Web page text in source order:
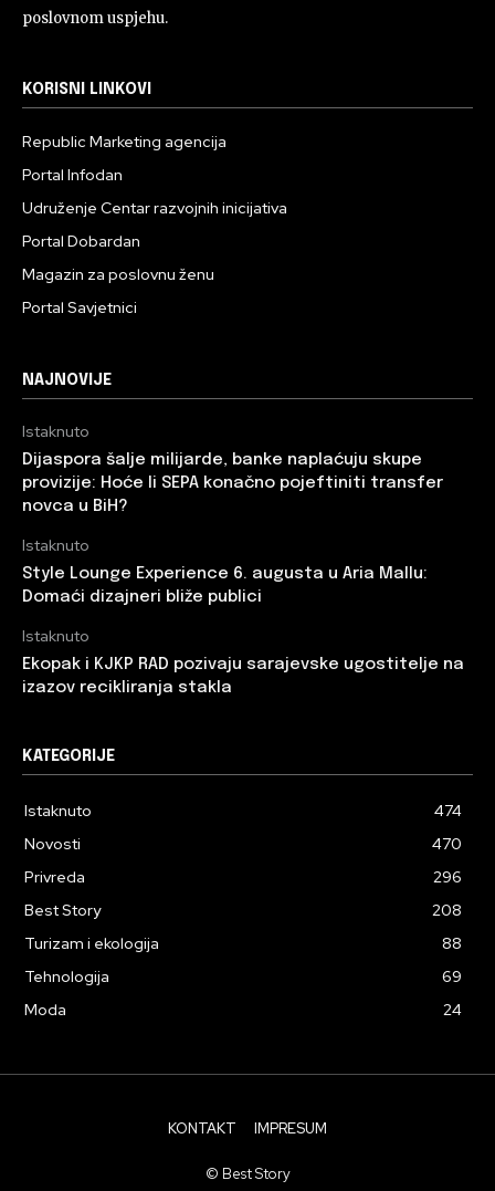
poslovnom uspjehu.
KORISNI LINKOVI
Republic Marketing agencija
Portal Infodan
Udruženje Centar razvojnih inicijativa
Portal Dobardan
Magazin za poslovnu ženu
Portal Savjetnici
NAJNOVIJE
Istaknuto
Dijaspora šalje milijarde, banke naplaćuju skupe
provizije: Hoće li SEPA konačno pojeftiniti transfer
novca u BiH?
Istaknuto
Style Lounge Experience 6. augusta u Aria Mallu:
Domaći dizajneri bliže publici
Istaknuto
Ekopak i KJKP RAD pozivaju sarajevske ugostitelje na
izazov recikliranja stakla
KATEGORIJE
Istaknuto
474
Novosti
470
Privreda
296
Best Story
208
Turizam i ekologija
88
Tehnologija
69
Moda
24
KONTAKT IMPRESUM
© Best Story